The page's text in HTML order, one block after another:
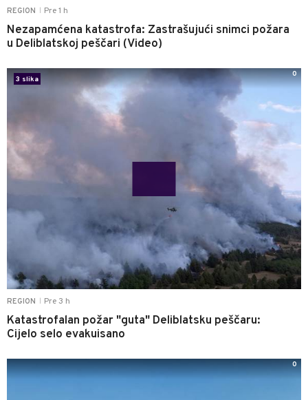
REGION Pre 1 h
Nezapamćena katastrofa: Zastrašujući snimci požara
u Deliblatskoj peščari (Video)
REGION Pre 3 h
Katastrofalan požar "guta" Deliblatsku peščaru:
Cijelo selo evakuisano
3 slika
0
0